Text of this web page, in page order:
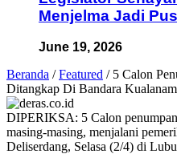
Menjelma Jadi
June 19, 2026
Beranda / Featured / 5 Calon
Ditangkap Di Bandara
DIPERIKSA: 5 Calon
masing-masing, menjalani
Deliserdang, Selasa (2/4) di